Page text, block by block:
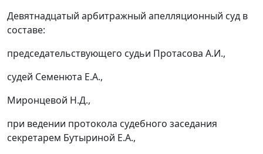
Девятнадцатый арбитражный апелляционный суд в
составе:
председательствующего судьи Протасова А.И.,
судей Семенюта Е.А.,
Миронцевой Н.Д.,
при ведении протокола судебного заседания
секретарем Бутыриной Е.А.,